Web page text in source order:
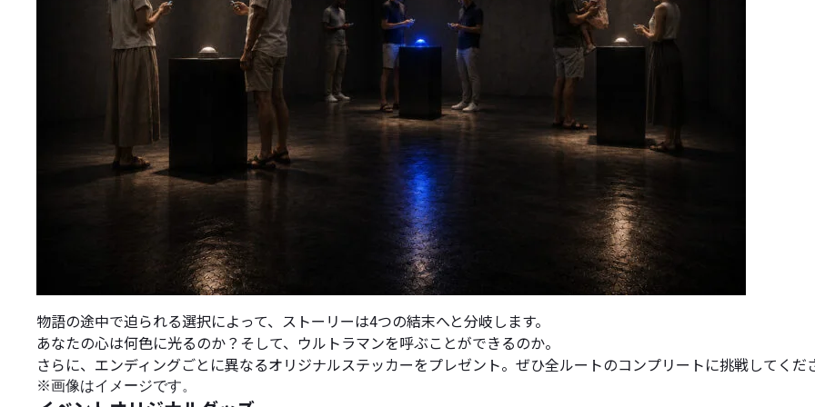
物語の途中で迫られる選択によって、ストーリーは4つの結末へと分岐します。
あなたの心は何色に光るのか？そして、ウルトラマンを呼ぶことができるのか。
さらに、エンディングごとに異なるオリジナルステッカーをプレゼント。ぜひ全ルートのコンプリートに挑戦してくだ
※画像はイメージです。